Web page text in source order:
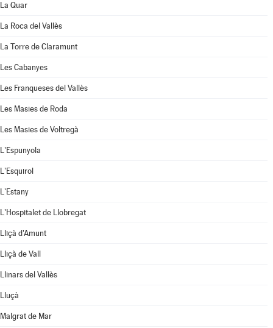
La Quar
La Roca del Vallès
La Torre de Claramunt
Les Cabanyes
Les Franqueses del Vallès
Les Masies de Roda
Les Masies de Voltregà
L'Espunyola
L'Esquirol
L'Estany
L'Hospitalet de Llobregat
Lliçà d'Amunt
Lliçà de Vall
Llinars del Vallès
Lluçà
Malgrat de Mar